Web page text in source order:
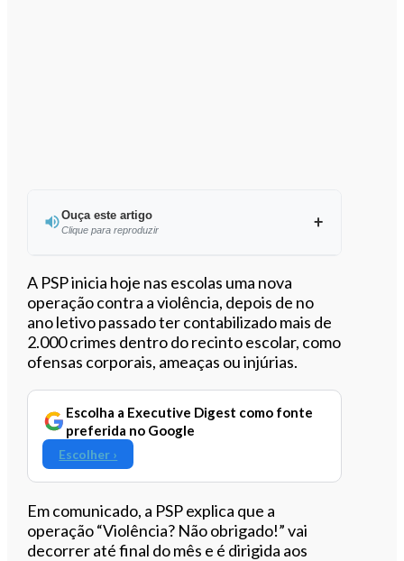
Ouça este artigo
Clique para reproduzir
Ouvir este artigo
A PSP inicia hoje nas escolas uma nova
operação contra a violência, depois de no
ano letivo passado ter contabilizado mais de
2.000 crimes dentro do recinto escolar, como
ofensas corporais, ameaças ou injúrias.
Escolha a Executive Digest como fonte
preferida no Google
Escolher ›
Em comunicado, a PSP explica que a
operação “Violência? Não obrigado!” vai
decorrer até final do mês e é dirigida aos